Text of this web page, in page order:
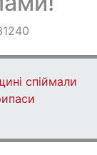
спіймали